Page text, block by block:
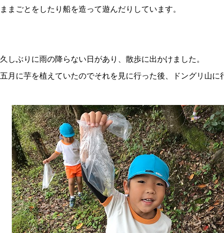
ままごとをしたり船を造って遊んだりしています。
久しぶりに雨の降らない日があり、散歩に出かけました。
五月に芋を植えていたのでそれを見に行った後、ドングリ山